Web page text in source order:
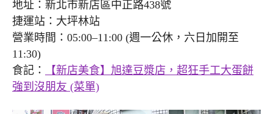
地址：新北市新店區中正路438號
捷運站：大坪林站
營業時間：05:00–11:00 (週一公休，六日加開至
11:30)
食記：
【新店美食】旭達豆漿店，超狂手工大蛋餅
強到沒朋友 (菜單)